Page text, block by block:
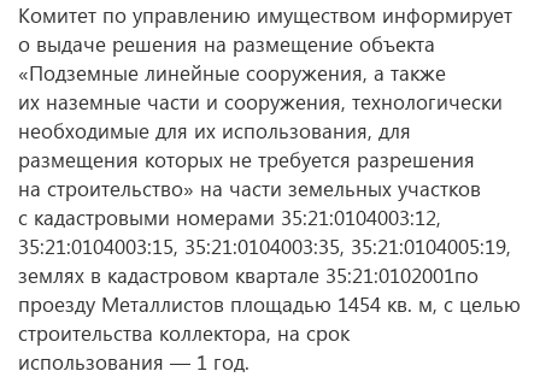
Комитет по управлению имуществом информирует
о выдаче решения на размещение объекта
«Подземные линейные сооружения, а также
их наземные части и сооружения, технологически
необходимые для их использования, для
размещения которых не требуется разрешения
на строительство» на части земельных участков
с кадастровыми номерами 35:21:0104003:12,
35:21:0104003:15, 35:21:0104003:35, 35:21:0104005:19,
землях в кадастровом квартале 35:21:0102001по
проезду Металлистов площадью 1454 кв. м, с целью
строительства коллектора, на срок
использования — 1 год.